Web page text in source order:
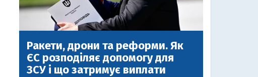
Ракети, дрони та реформи. Як
ЄС розподіляє допомогу для
ЗСУ і що затримує виплати